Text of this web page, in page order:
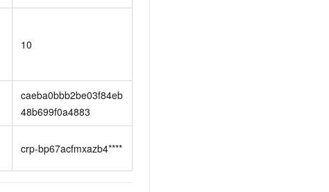
10
caeba0bbb2be03f84eb
48b699f0a4883
crp-bp67acfmxazb4****